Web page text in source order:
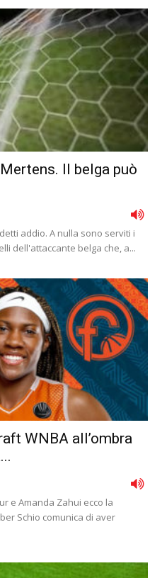
Il belga può
addio. A nulla sono serviti i
dell'attaccante belga che, a...
WNBA all’ombra
e Amanda Zahui ecco la
Schio comunica di aver